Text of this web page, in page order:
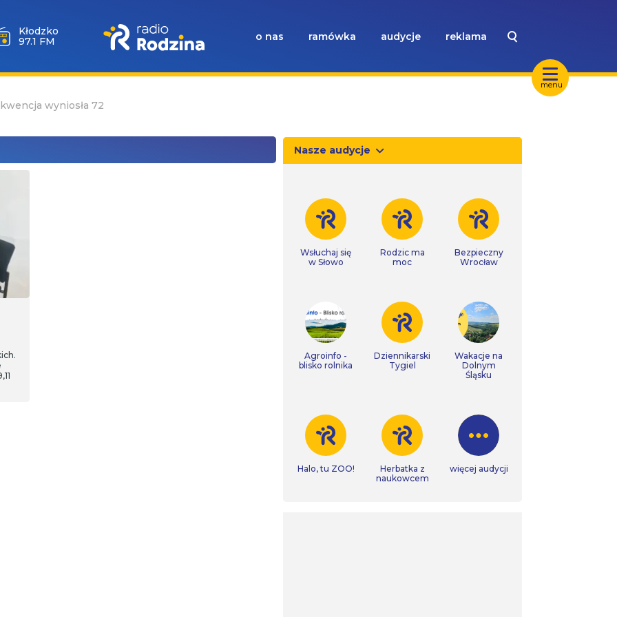
menu
Wołów
99.6 FM
o nas ramówka audycje reklama
wyniosła 72
Nasze audycje
Wsłuchaj się
w Słowo
Rodzic ma
moc
Bezpieczny
Wrocław
Agroinfo -
blisko rolnika
Dziennikarski
Tygiel
Wakacje na
Dolnym
Śląsku
Halo, tu ZOO!
Herbatka z
naukowcem
więcej audycji